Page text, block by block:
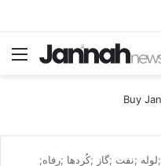
«دموکرات» شد!
;نفت ;گاز ;کُردها ;رفاه;